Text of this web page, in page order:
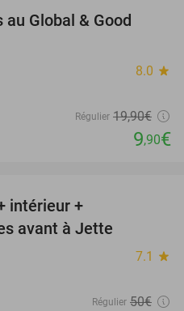
Global & Good
8.0 star
Régulier 19,90€
9,90€
intérieur +
avant à Jette
7.1 star
Régulier 50€